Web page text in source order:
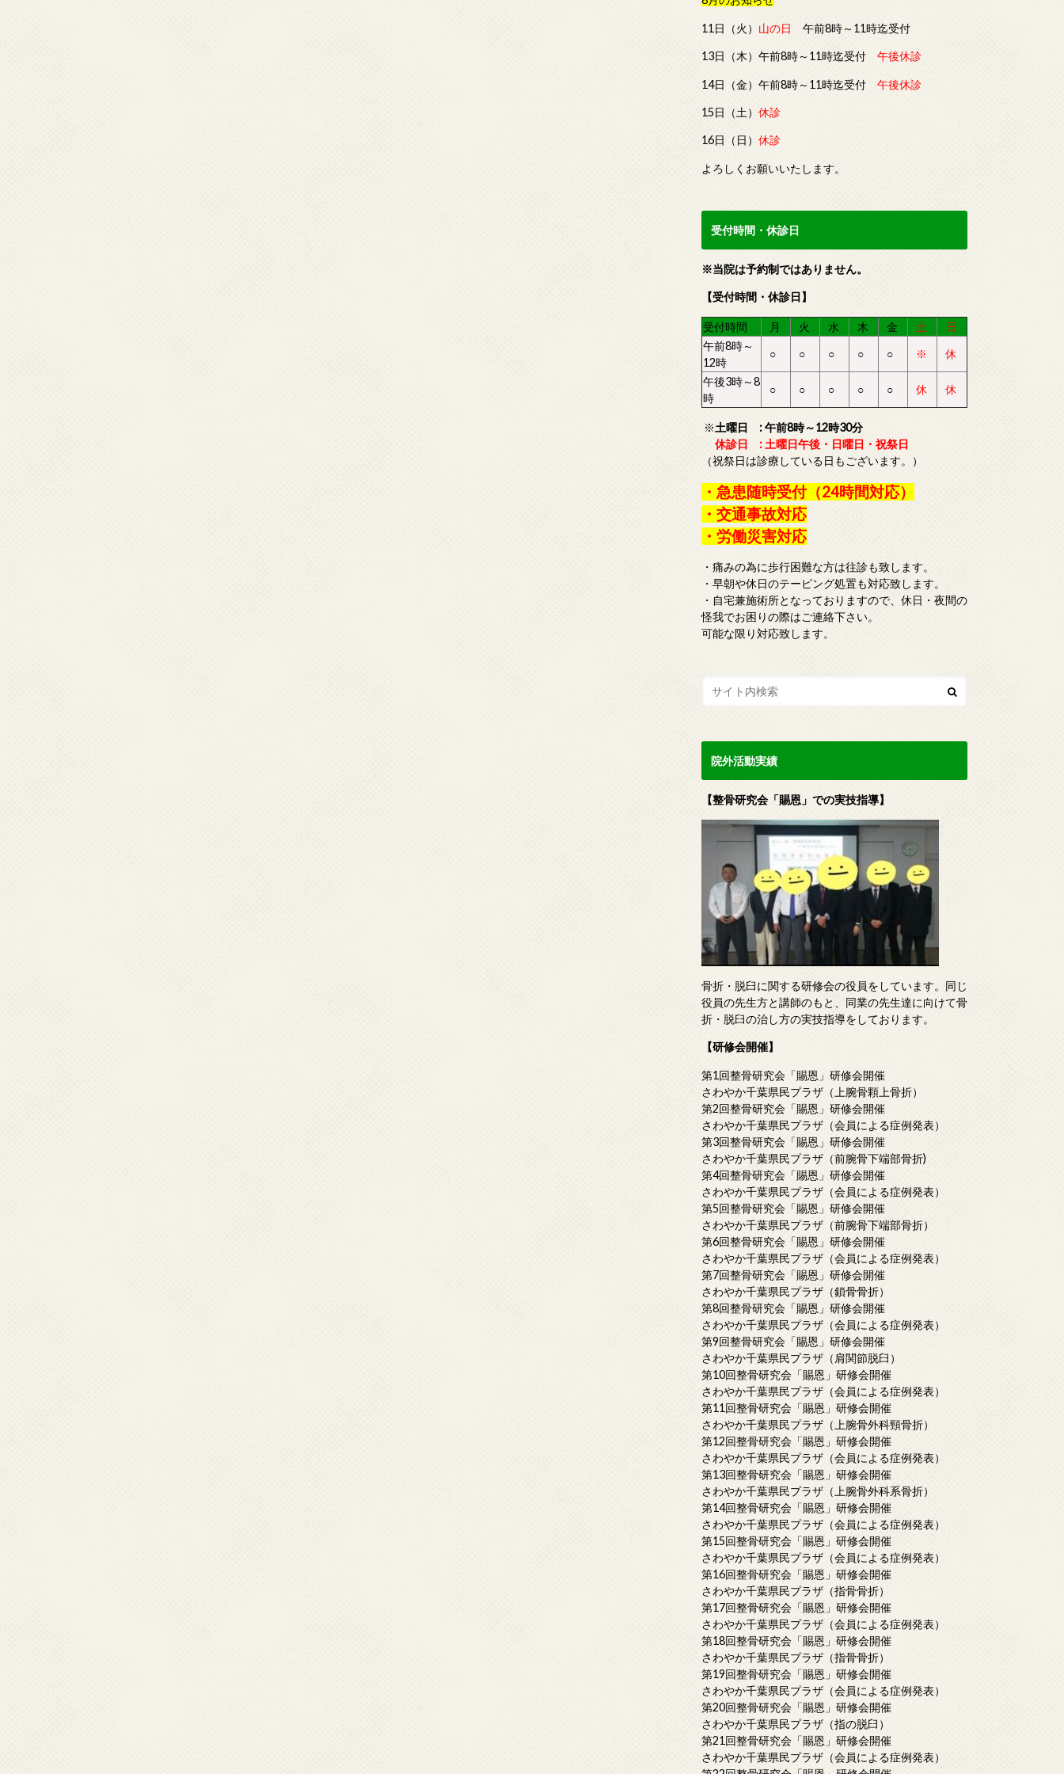
11日（火） 山の日 午前8時～11時迄受付
13日（木）午前8時～11時迄受付 午後休診
14日（金）午前8時～11時迄受付 午後休診
15日（土） 休診
16日（日） 休診
よろしくお願いいたします。
受付時間・休診日
※当院は予約制ではありません。
【受付時間・休診日】
受付時間 月 火 水 木 金 土
日
午前8時～
12時
○ ○ ○ ○ ○ ※ 休
午後3時～8
時
○ ○ ○ ○ ○ 休 休
※土曜日 : 午前8時～12時30分
休診日 : 土曜日午後・日曜日・祝祭日
（祝祭日は診療している日もございます。）
・急患随時受付（24時間対応）
・交通事故対応
・労働災害対応
・痛みの為に歩行困難な方は往診も致します。
・早朝や休日のテーピング処置も対応致します。
・自宅兼施術所となっておりますので、休日・夜間の
怪我でお困りの際はご連絡下さい。
可能な限り対応致します。
院外活動実績
【整骨研究会「賜恩」での実技指導】
骨折・脱臼に関する研修会の役員をしています。同じ
役員の先生方と講師のもと、同業の先生達に向けて骨
折・脱臼の治し方の実技指導をしております。
【研修会開催】
第1回整骨研究会「賜恩」研修会開催
さわやか千葉県民プラザ（上腕骨顆上骨折）
第2回整骨研究会「賜恩」研修会開催
さわやか千葉県民プラザ（会員による症例発表）
第3回整骨研究会「賜恩」研修会開催
さわやか千葉県民プラザ（前腕骨下端部骨折)
第4回整骨研究会「賜恩」研修会開催
さわやか千葉県民プラザ（会員による症例発表）
第5回整骨研究会「賜恩」研修会開催
さわやか千葉県民プラザ（前腕骨下端部骨折）
第6回整骨研究会「賜恩」研修会開催
さわやか千葉県民プラザ（会員による症例発表）
第7回整骨研究会「賜恩」研修会開催
さわやか千葉県民プラザ（鎖骨骨折）
第8回整骨研究会「賜恩」研修会開催
さわやか千葉県民プラザ（会員による症例発表）
第9回整骨研究会「賜恩」研修会開催
さわやか千葉県民プラザ（肩関節脱臼）
第10回整骨研究会「賜恩」研修会開催
さわやか千葉県民プラザ（会員による症例発表）
第11回整骨研究会「賜恩」研修会開催
さわやか千葉県民プラザ（上腕骨外科頸骨折）
第12回整骨研究会「賜恩」研修会開催
さわやか千葉県民プラザ（会員による症例発表）
第13回整骨研究会「賜恩」研修会開催
さわやか千葉県民プラザ（上腕骨外科系骨折）
第14回整骨研究会「賜恩」研修会開催
さわやか千葉県民プラザ（会員による症例発表）
第15回整骨研究会「賜恩」研修会開催
さわやか千葉県民プラザ（会員による症例発表）
第16回整骨研究会「賜恩」研修会開催
さわやか千葉県民プラザ（指骨骨折）
第17回整骨研究会「賜恩」研修会開催
さわやか千葉県民プラザ（会員による症例発表）
第18回整骨研究会「賜恩」研修会開催
さわやか千葉県民プラザ（指骨骨折）
第19回整骨研究会「賜恩」研修会開催
さわやか千葉県民プラザ（会員による症例発表）
第20回整骨研究会「賜恩」研修会開催
さわやか千葉県民プラザ（指の脱臼）
第21回整骨研究会「賜恩」研修会開催
さわやか千葉県民プラザ（会員による症例発表）